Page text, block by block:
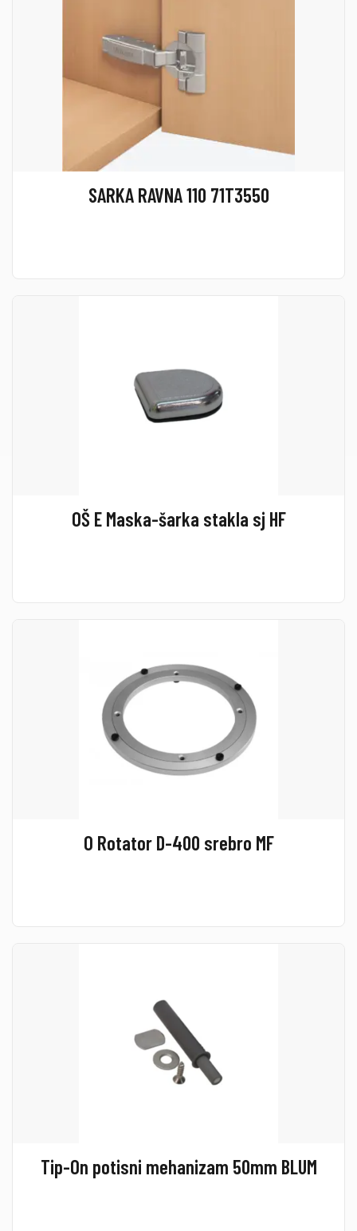
SARKA RAVNA 110 71T3550
OŠ E Maska-šarka stakla sj HF
O Rotator D-400 srebro MF
Tip-On potisni mehanizam 50mm BLUM